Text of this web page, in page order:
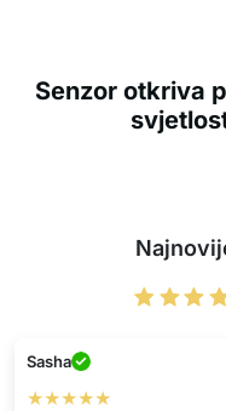
Senzor otkriva
Sasha
★★★★★